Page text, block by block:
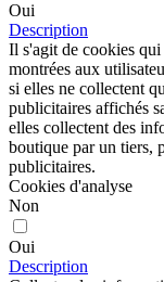
Oui
Description
Il s'agit de cookies
montrées aux
si elles ne collectent
publicitaires affichés
elles collectent des
boutique par un tiers,
publicitaires.
Cookies d'analyse
Non
Oui
Description